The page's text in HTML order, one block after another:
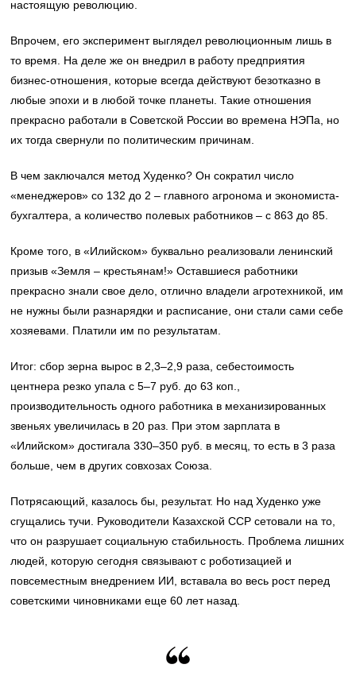
настоящую революцию.
Впрочем, его эксперимент выглядел революционным лишь в
то время. На деле же он внедрил в работу предприятия
бизнес-отношения, которые всегда действуют безотказно в
любые эпохи и в любой точке планеты. Такие отношения
прекрасно работали в Советской России во времена НЭПа, но
их тогда свернули по политическим причинам.
В чем заключался метод Худенко? Он сократил число
«менеджеров» со 132 до 2 – главного агронома и экономиста-
бухгалтера, а количество полевых работников – с 863 до 85.
Кроме того, в «Илийском» буквально реализовали ленинский
призыв «Земля – крестьянам!» Оставшиеся работники
прекрасно знали свое дело, отлично владели агротехникой, им
не нужны были разнарядки и расписание, они стали сами себе
хозяевами. Платили им по результатам.
Итог: сбор зерна вырос в 2,3–2,9 раза, себестоимость
центнера резко упала с 5–7 руб. до 63 коп.,
производительность одного работника в механизированных
звеньях увеличилась в 20 раз. При этом зарплата в
«Илийском» достигала 330–350 руб. в месяц, то есть в 3 раза
больше, чем в других совхозах Союза.
Потрясающий, казалось бы, результат. Но над Худенко уже
сгущались тучи. Руководители Казахской ССР сетовали на то,
что он разрушает социальную стабильность. Проблема лишних
людей, которую сегодня связывают с роботизацией и
повсеместным внедрением ИИ, вставала во весь рост перед
советскими чиновниками еще 60 лет назад.